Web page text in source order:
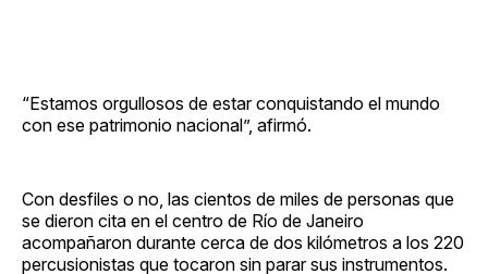
“Estamos orgullosos de estar conquistando el mundo
con ese patrimonio nacional”, afirmó.
Con desfiles o no, las cientos de miles de personas que
se dieron cita en el centro de Río de Janeiro
acompañaron durante cerca de dos kilómetros a los 220
percusionistas que tocaron sin parar sus instrumentos.